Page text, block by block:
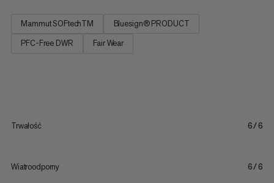
Mammut SOFtechTM
Bluesign® PRODUCT
PFC-Free DWR
Fair Wear
Trwałość 6/6
Wiatroodporny 6/6